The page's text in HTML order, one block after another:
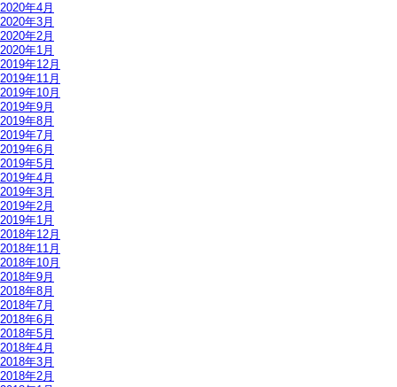
2020年4月
2020年3月
2020年2月
2020年1月
2019年12月
2019年11月
2019年10月
2019年9月
2019年8月
2019年7月
2019年6月
2019年5月
2019年4月
2019年3月
2019年2月
2019年1月
2018年12月
2018年11月
2018年10月
2018年9月
2018年8月
2018年7月
2018年6月
2018年5月
2018年4月
2018年3月
2018年2月